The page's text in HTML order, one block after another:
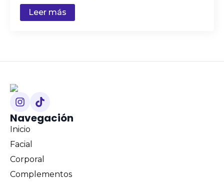
Leer más
Navegación
Inicio
Facial
Corporal
Complementos